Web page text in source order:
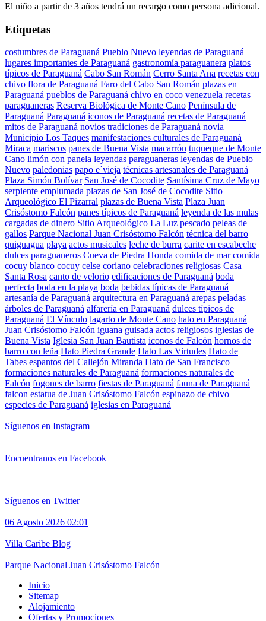
El niño a partir de 3 años tendrá un recargo como persona adicional.
Etiquetas
costumbres de Paraguaná Pueblo Nuevo leyendas de Paraguaná
lugares importantes de Paraguaná gastronomía paraguanera platos
típicos de Paraguaná Cabo San Román Cerro Santa Ana recetas con
chivo flora de Paraguaná Faro del Cabo San Román plazas en
Paraguaná pueblos de Paraguaná chivo en coco venezuela recetas
paraguaneras Reserva Biológica de Monte Cano Península de
Paraguaná Paraguaná iconos de Paraguaná recetas de Paraguaná
mitos de Paraguaná novios tradiciones de Paraguaná novia
Municipio Los Taques manifestaciones culturales de Paraguaná
Miraca mariscos panes de Buena Vista macarrón tuqueque de Monte
Cano limón con panela leyendas paraguaneras leyendas de Pueblo
Nuevo paledonias papo e´vieja técnicas artesanales de Paraguaná
Plaza Simón Bolívar San José de Cocodite Santísima Cruz de Mayo
serpiente emplumada plazas de San José de Cocodite Sitio
Arqueológico El Pizarral plazas de Buena Vista Plaza Juan
Crisóstomo Falcón panes típicos de Paraguaná leyenda de las mulas
cargadas de dinero Sitio Arqueológico La Luz pescado peleas de
gallos Parque Nacional Juan Crisóstomo Falcón técnica del barro
quiguagua playa actos musicales leche de burra carite en escabeche
dulces paraguaneros Cueva de Piedra Honda comida de mar comida
cocuy blanco cocuy celse coriano celebraciones religiosas Casa
Santa Rosa canto de velorio edificaciones de Paraguaná boda
perfecta boda en la playa boda bebidas típicas de Paraguaná
artesanía de Paraguaná arquitectura en Paraguaná arepas peladas
árboles de Paraguaná alfarería en Paraguaná dulces típicos de
Paraguaná El Vínculo lagarto de Monte Cano hato en Paraguaná
Juan Crisóstomo Falcón iguana guisada actos religiosos iglesias de
Buena Vista Iglesia San Juan Bautista iconos de Falcón hornos de
barro con leña Hato Piedra Grande Hato Las Virtudes Hato de
Tabes espantos del Callejón Miranda Hato de San Francisco
formaciones naturales de Paraguaná formaciones naturales de
Falcón fogones de barro fiestas de Paraguaná fauna de Paraguaná
falcon estatua de Juan Crisóstomo Falcón espinazo de chivo
especies de Paraguaná iglesias en Paraguaná
Síguenos en Instagram
Encuentranos en Facebook
Síguenos en Twitter
06 Agosto 2026 02:01
Villa Caribe Blog
Parque Nacional Juan Crisóstomo Falcón
Inicio
Sitemap
Alojamiento
Ofertas y Promociones